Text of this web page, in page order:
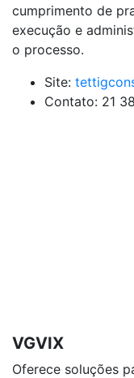
cumprimento de
execução e
o processo.
Site:
Contato: 21
VGVIX
Oferece soluções